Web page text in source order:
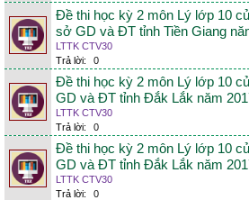
Đề thi học kỳ 2 môn Lý lớp 10
sở GD và ĐT tỉnh Tiền Giang
LTTK CTV30
Trả lời:
0
Đề thi học kỳ 2 môn Lý lớp 10
GD và ĐT tỉnh Đắk Lắk năm
LTTK CTV30
Trả lời:
0
Đề thi học kỳ 2 môn Lý lớp 10
GD và ĐT tỉnh Đắk Lắk năm
LTTK CTV30
Trả lời:
0